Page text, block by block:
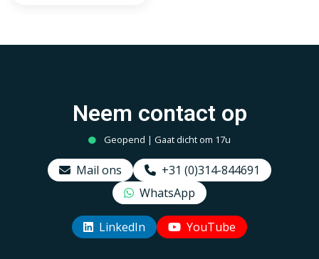
Neem contact op
Geopend | Gaat dicht om 17u
Mail ons
+31 (0)314-844691
WhatsApp
LinkedIn YouTube